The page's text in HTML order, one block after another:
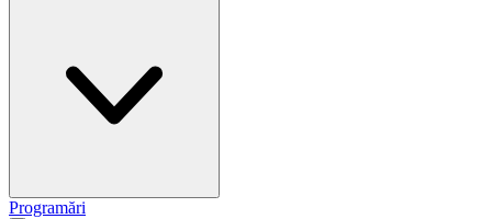
Programări